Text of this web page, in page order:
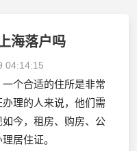
海落户吗
04:14:15
个合适的住所是非常
理的人来说，他们需
今，租房、购房、公
居住证。